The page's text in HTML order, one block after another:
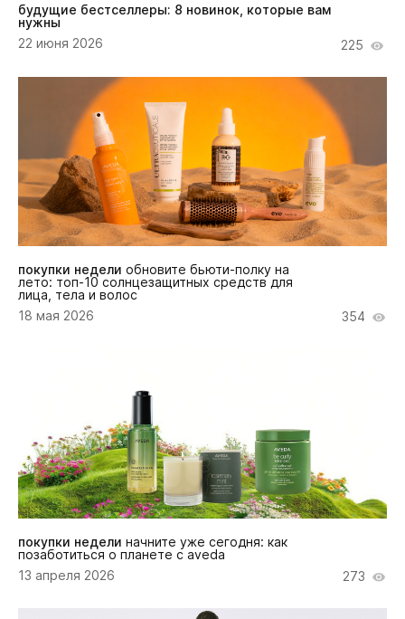
будущие бестселлеры: 8 новинок, которые вам
нужны
22 июня 2026
225
покупки недели обновите бьюти-полку на
лето: топ-10 солнцезащитных средств для
лица, тела и волос
18 мая 2026
354
покупки недели начните уже сегодня: как
позаботиться о планете с aveda
13 апреля 2026
273